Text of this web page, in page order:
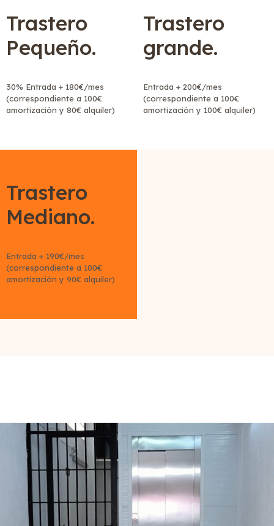
Trastero
Pequeño.
30% Entrada + 180€/mes
(correspondiente a 100€
amortización y 80€ alquiler)
Trastero
Mediano.
Entrada + 190€/mes
(correspondiente a 100€
amortización y 90€ alquiler)
Trastero
grande.
Entrada + 200€/mes
(correspondiente a 100€
amortización y 100€ alquiler)